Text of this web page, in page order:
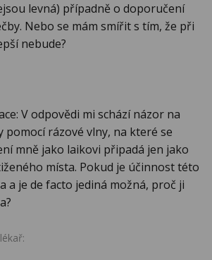
levná) případně o doporučení
Nebo se mám smířit s tím, že při
nebude?
V odpovědi mi schází názor na
pomocí rázové vlny, na které se
mně jako laikovi připadá jen jako
místa. Pokud je účinnost této
a je de facto jediná možná, proč ji